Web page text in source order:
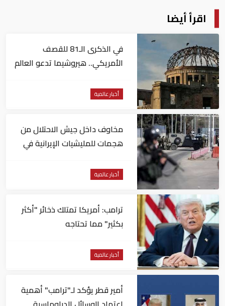
اقرأ أيضا
في الذكرى الـ81 للقصف
الأمريكي.. هيروشيما تدعو العالم
أخبار عالمية
مخاوف داخل جيش الاحتلال من
هجمات للمليشيات الإيرانية في
أخبار عالمية
ترامب: أمريكا تمتلك ذخائر "أكثر
بكثير" مما تحتاجه
أخبار عالمية
أمير قطر يؤكد لـ"ترامب" أهمية